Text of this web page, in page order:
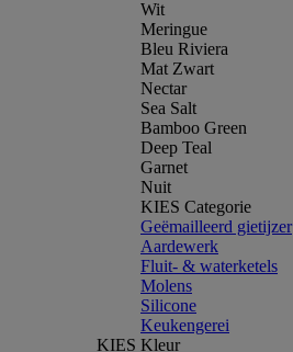
Wit
Meringue
Bleu Riviera
Mat Zwart
Nectar
Sea Salt
Bamboo Green
Deep Teal
Garnet
Nuit
KIES Categorie
Geëmailleerd gietijzer
Aardewerk
Fluit- & waterketels
Molens
Silicone
Keukengerei
KIES Kleur